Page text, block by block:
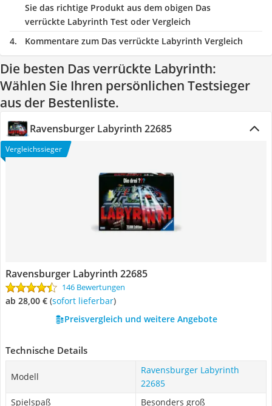
Sie das richtige Produkt aus dem obigen Das
verrückte Labyrinth Test oder Vergleich
Kommentare zum Das verrückte Labyrinth Vergleich
Die besten Das verrückte Labyrinth:
Wählen Sie Ihren persönlichen Testsieger
aus der Bestenliste.
Ravensburger Labyrinth 22685
Vergleichssieger
Ravensburger Labyrinth 22685
146 Bewertungen
ab 28,00 € ( Sofort lieferbar)
Preisvergleich und weitere Angebote
Technische Details
Modell
Ravensburger Labyrinth
22685
Spielspaß
Besonders groß